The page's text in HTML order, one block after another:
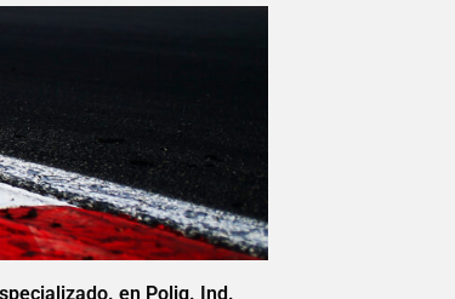
en Polig. Ind.